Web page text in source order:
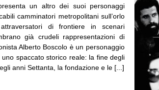
un altro dei suoi personaggi
camminatori metropolitani sull’orlo
di frontiere in scenari
già crudeli rappresentazioni di
Alberto Boscolo è un personaggio
spaccato storico reale: la fine degli
anni Settanta, la fondazione e le [...]